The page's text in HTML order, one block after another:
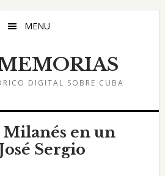
MENU
DIGITAL SOBRE CUBA
Milanés en un
Sergio